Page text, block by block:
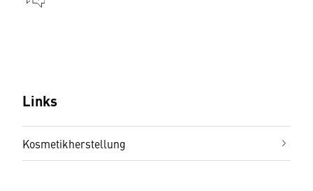
Links
Kosmetikherstellung